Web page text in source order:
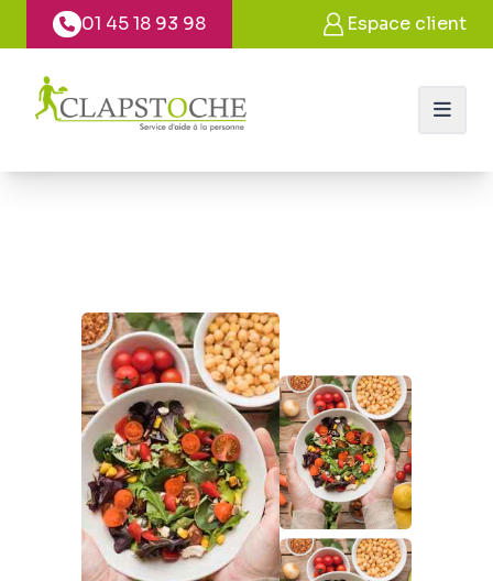
01 45 18 93 98 Espace client
Panneau de gestion des cookies